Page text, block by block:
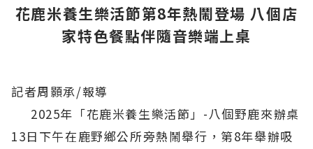
花鹿米養生樂活節第8年熱鬧登場 八個店
家特色餐點伴隨音樂端上桌
記者周顥承/報導
2025年「花鹿米養生樂活節」-八個野鹿來辦桌
13日下午在鹿野鄉公所旁熱鬧舉行，第8年舉辦吸